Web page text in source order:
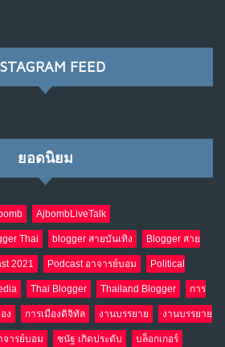
FEED
ยอดนิยม
AjbombLiveTalk
Thai blogger สายบันเทิง Blogger สาย
2021 Podcast อาจารย์บอม Political
Thai Blogger Thailand Blogger การ
ง การเมืองดิจิทัล งานบรรยาย งานบรรยาย
จารย์บอม ชนัฐ เกิดประดับ บล็อกเกอร์